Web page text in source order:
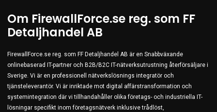
Om FirewallForce.se reg. som FF
Detaljhandel AB
FirewallForce.se reg. som FF Detaljhandel AB är en Snabbväxande
onlinebaserad IT-partner och B2B/B2C IT-nätverksutrustning återförsäljare i
Sverige. Vi är en professionell nätverkslösnings integratör och
tjänsteleverantör. Vi är inriktade mot digital affärstransformation och
systemintegration där vi tillhandahåller olika företags- och industriella IT-
lösningar specifikt inom företagsnätverk inklusive trådlöst,